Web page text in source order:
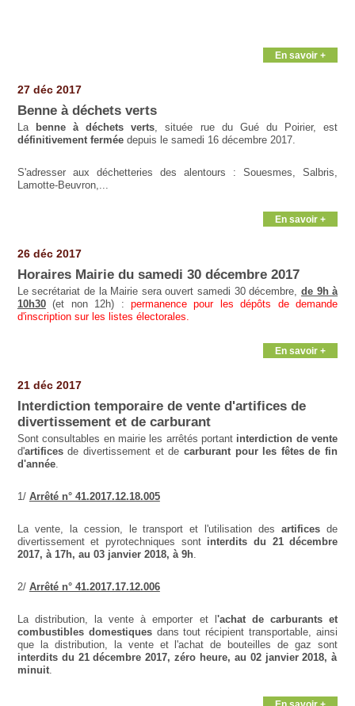
En savoir +
27 déc 2017
Benne à déchets verts
La benne à déchets verts, située rue du Gué du Poirier, est
définitivement ferméedepuis le samedi 16 décembre 2017.
S'adresser aux déchetteries des alentours : Souesmes, Salbris,
Lamotte-Beuvron,...
En savoir +
26 déc 2017
Horaires Mairie du samedi 30 décembre 2017
Le secrétariat de la Mairie sera ouvert samedi 30 décembre, de 9h à
10h30(et non 12h) : permanence pour les dépôts de demande
d'inscription sur les listes électorales.
En savoir +
21 déc 2017
Interdiction temporaire de vente d'artifices de
divertissement et de carburant
Sont consultables en mairie les arrêtés portant interdiction de vente
d'artificesde divertissement et de carburant pour les fêtes de fin
d'année.
1/ Arrêté n° 41.2017.12.18.005
La vente, la cession, le transport et l'utilisation desartifices de
divertissement et pyrotechniques sont interdits du 21 décembre
2017, à 17h, au 03 janvier 2018, à 9h.
2/ Arrêté n° 41.2017.17.12.006
La distribution, la vente à emporter et l 'achat de carburants et
combustibles domestiquesdans tout récipient transportable, ainsi
que la distribution, la vente et l'achat de bouteilles de gaz sont
interdits du 21 décembre 2017, zéro heure, au 02 janvier 2018, à
minuit.
En savoir +